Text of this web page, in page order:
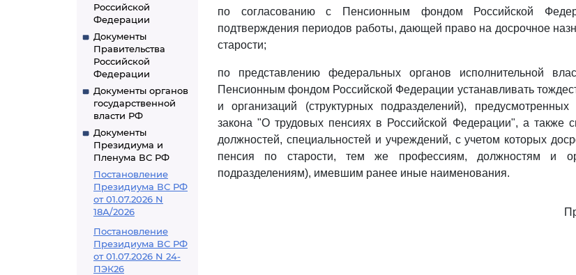
Российской
Федерации
Документы
Правительства
Российской
Федерации
Документы органов
государственной
власти РФ
Документы
Президиума и
Пленума ВС РФ
Постановление
Президиума ВС РФ
от 01.07.2026 N
18А/2026
Постановление
Президиума ВС РФ
от 01.07.2026 N 24-
ПЭК26
по согласованию с Пенсионным фондом Российской
подтверждения периодов работы, дающей право на досрочное
старости;
по представлению федеральных органов исполнительной
Пенсионным фондом Российской Федерации устанавливать
и организаций (структурных подразделений),
закона "О трудовых пенсиях в Российской Федерации", а также
должностей, специальностей и учреждений, с учетом которых
пенсия по старости, тем же профессиям, должностям и
подразделениям), имевшим ранее иные наименования.